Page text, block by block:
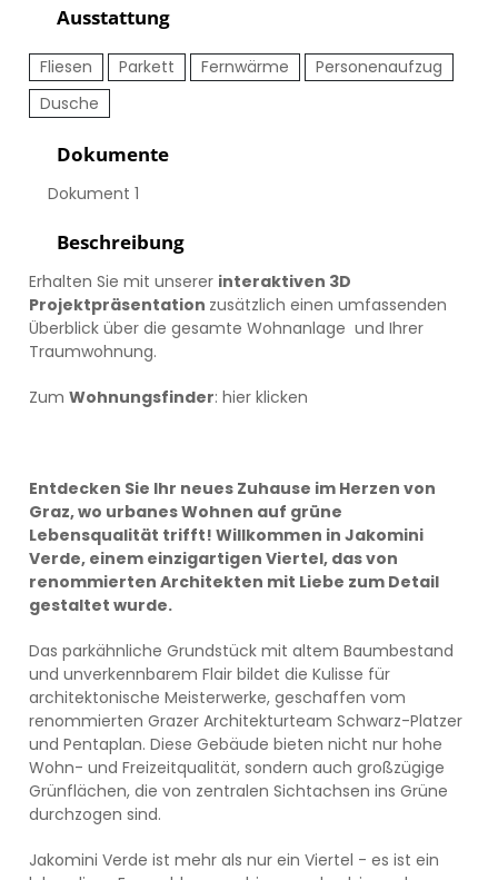
Beschreibung
Erhalten Sie mit unserer interaktiven 3D
Projektpräsentation zusätzlich einen umfassenden
Überblick über die gesamte Wohnanlage und Ihrer
Traumwohnung.
Zum Wohnungsfinder: hier klicken
Entdecken Sie Ihr neues Zuhause im Herzen von
Graz, wo urbanes Wohnen auf grüne
Lebensqualität trifft! Willkommen in Jakomini
Verde, einem einzigartigen Viertel, das von
renommierten Architekten mit Liebe zum Detail
gestaltet wurde.
Das parkähnliche Grundstück mit altem Baumbestand
und unverkennbarem Flair bildet die Kulisse für
architektonische Meisterwerke, geschaffen vom
renommierten Grazer Architekturteam Schwarz-Platzer
und Pentaplan. Diese Gebäude bieten nicht nur hohe
Wohn- und Freizeitqualität, sondern auch großzügige
Grünflächen, die von zentralen Sichtachsen ins Grüne
durchzogen sind.
Jakomini Verde ist mehr als nur ein Viertel - es ist ein
Ausstattung
Fliesen Parkett Fernwärme
Personenaufzug
Dusche
Dokumente
Dokument 1